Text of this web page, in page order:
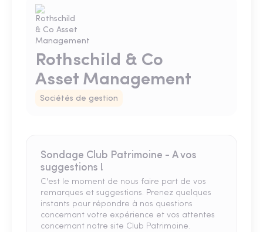
Rothschild & Co
Asset Management
Sociétés de gestion
Sondage Club Patrimoine - A vos
suggestions !
C'est le moment de nous faire part de vos
remarques et suggestions. Prenez quelques
instants pour répondre à nos questions
concernant votre expérience et vos attentes
concernant notre site Club Patrimoine.